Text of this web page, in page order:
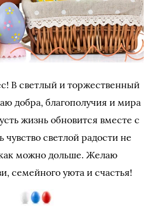
В светлый и торжественный
добра, благополучия и мира
жизнь обновится вместе с
чувство светлой радости не
можно дольше. Желаю
семейного уюта и счастья!